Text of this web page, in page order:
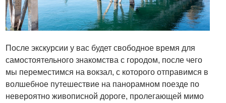
После экскурсии у вас будет свободное время для
самостоятельного знакомства с городом, после чего
мы переместимся на вокзал, с которого отправимся в
волшебное путешествие на панорамном поезде по
невероятно живописной дороге, пролегающей мимо